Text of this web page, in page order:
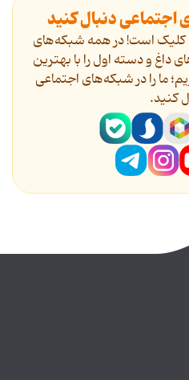
اجتماعی دنبال کنید
کلیک است! در همه شبکه‌های
داغ و دسته اول را با بهترین
ما را در شبکه‌های اجتماعی
کنید.